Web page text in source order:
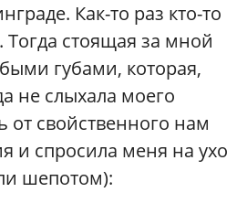
Как-то раз кто-то
Тогда стоящая за мной
губами, которая,
не слыхала моего
от свойственного нам
и спросила меня на ухо
шепотом):